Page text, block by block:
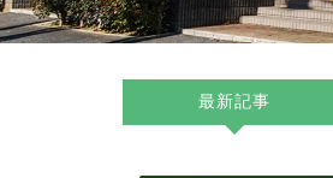
最新記事